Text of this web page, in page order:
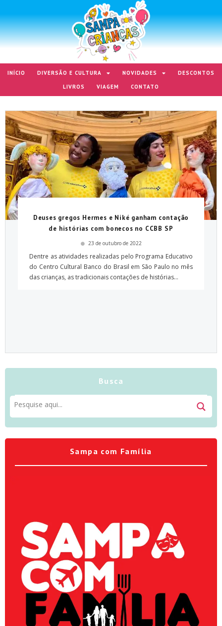
INÍCIO DIVERSÃO E CULTURA NOVIDADES
DESCONTOS
LIVROS
VIAGEM CONTATO
Deuses gregos Hermes e Niké ganham contação
de histórias com bonecos no CCBB SP
23 de outubro de 2022
Dentre as atividades realizadas pelo Programa Educativo
do Centro Cultural Banco do Brasil em São Paulo no mês
das crianças, as tradicionais contações de histórias...
Busca
Sampa com Família